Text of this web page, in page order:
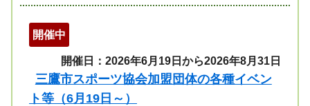
開催中
開催日：2026年6月19日から2026年8月31日
三鷹市スポーツ協会加盟団体の各種イベン
ト等（6月19日～）